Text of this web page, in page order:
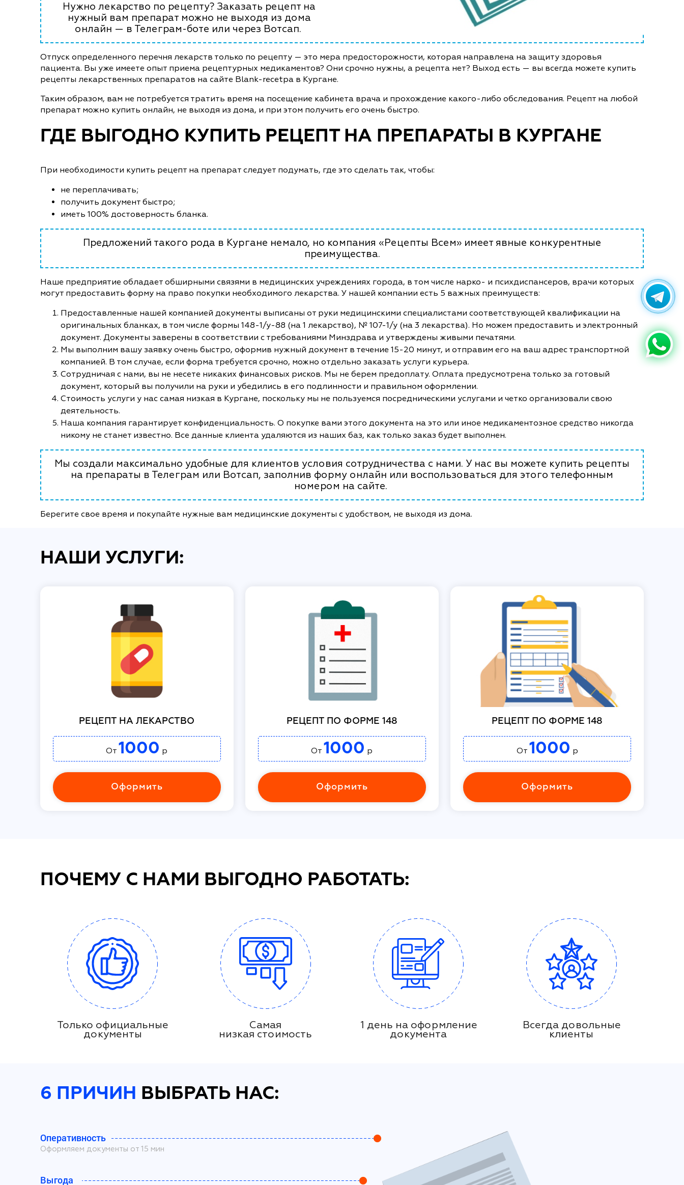
Нужно лекарство по рецепту? Заказать рецепт на
нужный вам препарат можно не выходя из дома
онлайн — в Телеграм-боте или через Вотсап.
Отпуск определенного перечня лекарств только по рецепту — это мера предосторожности, которая направлена на защиту здоровья
пациента. Вы уже имеете опыт приема рецептурных медикаментов? Они срочно нужны, а рецепта нет? Выход есть — вы всегда можете купить
рецепты лекарственных препаратов на сайте Blank-recetpa в Кургане.
Таким образом, вам не потребуется тратить время на посещение кабинета врача и прохождение какого-либо обследования. Рецепт на любой
препарат можно купить онлайн, не выходя из дома, и при этом получить его очень быстро.
ГДЕ ВЫГОДНО КУПИТЬ РЕЦЕПТ НА ПРЕПАРАТЫ В КУРГАНЕ
При необходимости купить рецепт на препарат следует подумать, где это сделать так, чтобы:
не переплачивать;
получить документ быстро;
иметь 100% достоверность бланка.
Предложений такого рода в Кургане немало, но компания «Рецепты Всем» имеет явные конкурентные
преимущества.
Наше предприятие обладает обширными связями в медицинских учреждениях города, в том числе нарко- и психдиспансеров, врачи которых
могут предоставить форму на право покупки необходимого лекарства. У нашей компании есть 5 важных преимуществ:
Предоставленные нашей компанией документы выписаны от руки медицинскими специалистами соответствующей квалификации на
оригинальных бланках, в том числе формы 148-1/у-88 (на 1 лекарство), № 107-1/у (на 3 лекарства). Но можем предоставить и электронный
документ. Документы заверены в соответствии с требованиями Минздрава и утверждены живыми печатями.
Мы выполним вашу заявку очень быстро, оформив нужный документ в течение 15-20 минут, и отправим его на ваш адрес транспортной
компанией. В том случае, если форма требуется срочно, можно отдельно заказать услуги курьера.
Сотрудничая с нами, вы не несете никаких финансовых рисков. Мы не берем предоплату. Оплата предусмотрена только за готовый
документ, который вы получили на руки и убедились в его подлинности и правильном оформлении.
Стоимость услуги у нас самая низкая в Кургане, поскольку мы не пользуемся посредническими услугами и четко организовали свою
деятельность.
Наша компания гарантирует конфиденциальность. О покупке вами этого документа на это или иное медикаментозное средство никогда
никому не станет известно. Все данные клиента удаляются из наших баз, как только заказ будет выполнен.
Мы создали максимально удобные для клиентов условия сотрудничества с нами. У нас вы можете купить рецепты
на препараты в Телеграм или Вотсап, заполнив форму онлайн или воспользоваться для этого телефонным
номером на сайте.
Берегите свое время и покупайте нужные вам медицинские документы с удобством, не выходя из дома.
НАШИ УСЛУГИ:
РЕЦЕПТ НА ЛЕКАРСТВО
От 1000 р
Оформить
РЕЦЕПТ ПО ФОРМЕ 148
От 1000 р
Оформить
РЕЦЕПТ ПО ФОРМЕ 148
От 1000 р
Оформить
ПОЧЕМУ С НАМИ ВЫГОДНО РАБОТАТЬ:
Только официальные
документы
Самая
низкая стоимость
1 день на оформление
документа
Всегда довольные
клиенты
6 ПРИЧИН ВЫБРАТЬ НАС:
Оперативность
Оформляем документы от 15 мин
Выгода